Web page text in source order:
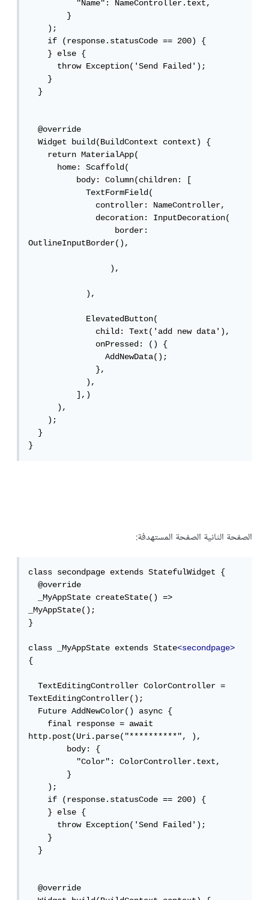
          "Name": NameController.text,
        }
    );
    if (response.statusCode == 200) {
    } else {
      throw Exception('Send Failed');
    }
  }
  @override
  Widget build(BuildContext context) {
    return MaterialApp(
      home: Scaffold(
          body: Column(children: [
            TextFormField(
              controller: NameController,
              decoration: InputDecoration(
                  border:
OutlineInputBorder(),
                 ),
            ),
            ElevatedButton(
              child: Text('add new data'),
              onPressed: () {
                AddNewData();
              },
            ),
          ],)
      ),
    );
  }
}
الصفحة الثانية الصفحة المستهدفة:
class secondpage extends StatefulWidget {
  @override
_MyAppState();
}
class _MyAppState extends State<secondpage>
{
  TextEditingController ColorController =
TextEditingController();
  Future AddNewColor() async {
    final response = await
http.post(Uri.parse("**********", ),
        body: {
          "Color": ColorController.text,
        }
    );
    if (response.statusCode == 200) {
    } else {
      throw Exception('Send Failed');
    }
  }
  @override